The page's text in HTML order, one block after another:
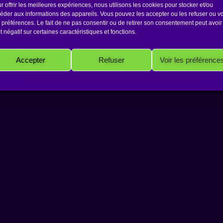
offrir les meilleures expériences, nous utilisons les cookies pour stocker et/ou
aux informations des appareils. Vous pouvez les accepter ou les refuser ou
préférences. Le fait de ne pas consentir ou de retirer son consentement peut avoir
négatif sur certaines caractéristiques et fonctions.
Accepter Refuser Voir les
Copyright 2026 Antakarana.fr